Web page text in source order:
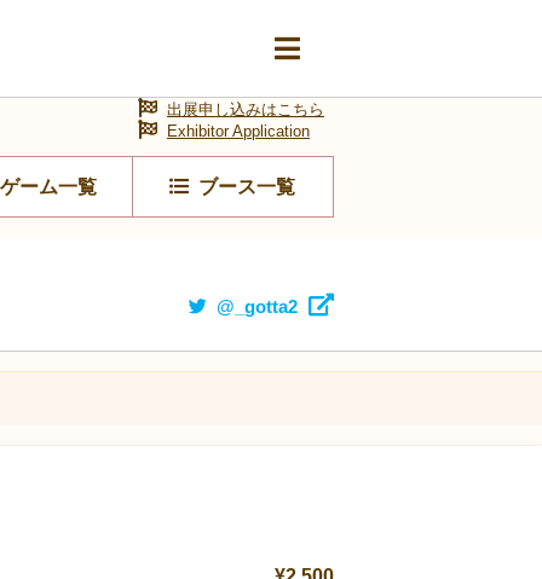
ゲーム一覧 ブース一覧
出展申し込みはこちら
Exhibitor Application
@_gotta2